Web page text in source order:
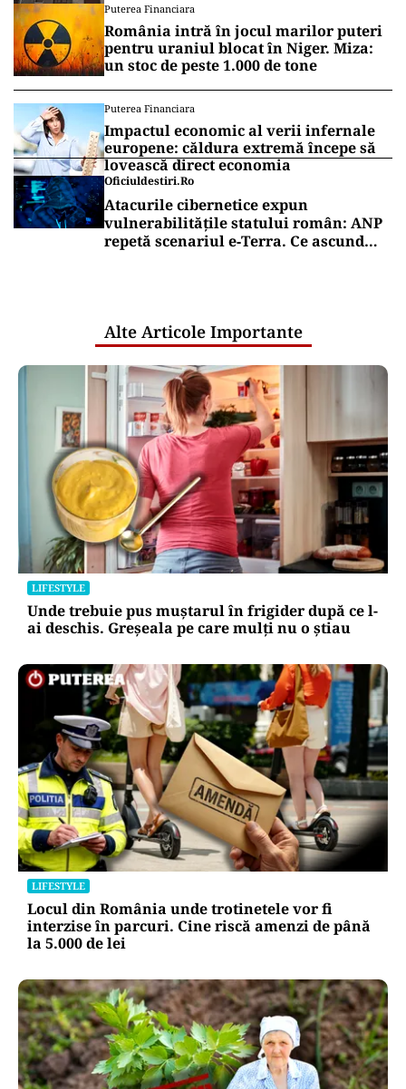
Puterea Financiara
România intră în jocul marilor puteri
pentru uraniul blocat în Niger. Miza:
un stoc de peste 1.000 de tone
Puterea Financiara
Impactul economic al verii infernale
europene: căldura extremă începe să
lovească direct economia
Oficiuldestiri.ro
Atacurile cibernetice expun
vulnerabilitățile statului român: ANP
repetă scenariul e‑Terra. Ce ascund
Alte Articole Importante
LIFESTYLE
Unde trebuie pus muștarul în frigider după ce l-
ai deschis. Greșeala pe care mulți nu o știau
LIFESTYLE
Locul din România unde trotinetele vor fi
interzise în parcuri. Cine riscă amenzi de până
la 5.000 de lei